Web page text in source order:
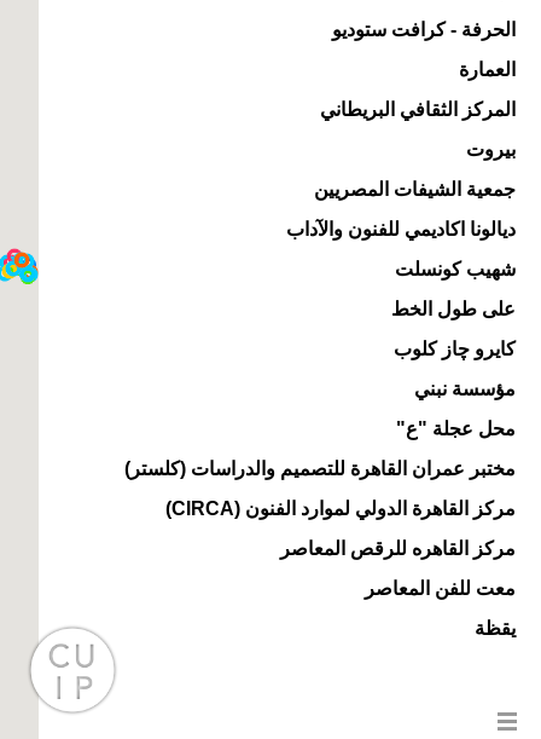
الحرفة - كرافت ستوديو
العمارة
المركز الثقافي البريطاني
بيروت
جمعية الشيفات المصريين
ديالونا اكاديمي للفنون والآداب
شهيب كونسلت
على طول الخط
كايرو چاز كلوب
مؤسسة نبني
محل عجلة "ع"
مختبر عمران القاهرة للتصميم والدراسات (كلستر)
مركز القاهرة الدولي لموارد الفنون (CIRCA)
مركز القاهره للرقص المعاصر
معت للفن المعاصر
يقظة